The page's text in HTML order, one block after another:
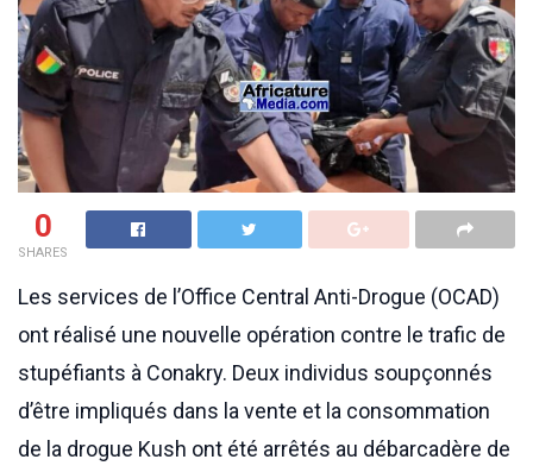
0
SHARES
Les services de l’Office Central Anti-Drogue (OCAD)
ont réalisé une nouvelle opération contre le trafic de
stupéfiants à Conakry. Deux individus soupçonnés
d’être impliqués dans la vente et la consommation
de la drogue Kush ont été arrêtés au débarcadère de